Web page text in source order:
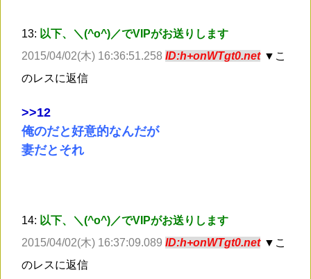
13: 以下、＼(^o^)／でVIPがお送りします
2015/04/02(木) 16:36:51.258 ID:h+onWTgt0.net ▼こ
のレスに返信
>>12
俺のだと好意的なんだが
妻だとそれ
14: 以下、＼(^o^)／でVIPがお送りします
2015/04/02(木) 16:37:09.089 ID:h+onWTgt0.net ▼こ
のレスに返信